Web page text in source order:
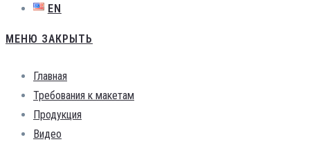
EN
МЕНЮ ЗАКРЫТЬ
Главная
Требования к макетам
Продукция
Видео